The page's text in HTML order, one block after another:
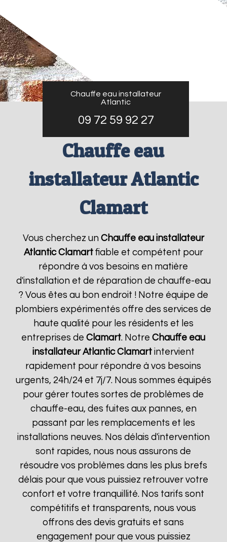
Chauffe eau installateur
Atlantic
09 72 59 92 27
Chauffe eau
installateur Atlantic
Clamart
Vous cherchez un Chauffe eau installateur
Atlantic Clamartfiable et compétent pour
répondre à vos besoins en matière
d'installation et de réparation de chauffe-eau
? Vous êtes au bon endroit ! Notre équipe de
plombiers expérimentés offre des services de
haute qualité pour les résidents et les
entreprises deClamart. NotreChauffe eau
installateur Atlantic Clamartintervient
rapidement pour répondre à vos besoins
urgents, 24h/24 et 7j/7. Nous sommes équipés
pour gérer toutes sortes de problèmes de
chauffe-eau, des fuites aux pannes, en
passant par les remplacements et les
installations neuves. Nos délais d'intervention
sont rapides, nous nous assurons de
résoudre vos problèmes dans les plus brefs
délais pour que vous puissiez retrouver votre
confort et votre tranquillité. Nos tarifs sont
compétitifs et transparents, nous vous
offrons des devis gratuits et sans
engagement pour que vous puissiez